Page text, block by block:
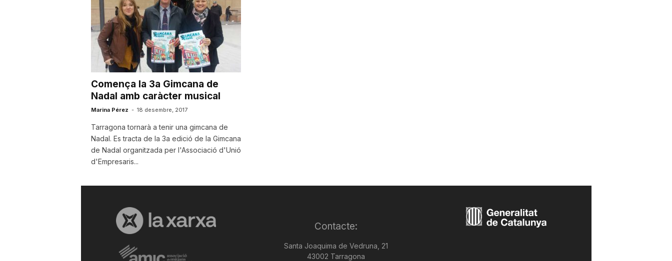
a
t
e
T
a
Comença la 3a Gimcana de
Nadal amb caràcter musical
Marina Pérez - 18 desembre, 2017
Tarragona tornarà a tenir una gimcana de
Nadal. Es tracta de la 3a edició de la Gimcana
de Nadal organitzada per l'Associació d'Unió
d'Empresaris...
Contacte:
Santa Joaquima de Vedruna, 21
43002 Tarragona